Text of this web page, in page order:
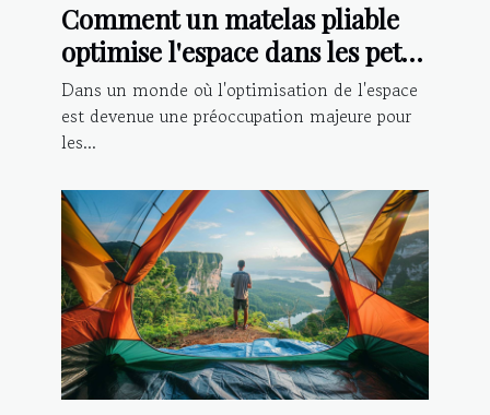
Comment un matelas pliable
optimise l'espace dans les petits
logements
Dans un monde où l'optimisation de l'espace
est devenue une préoccupation majeure pour
les...